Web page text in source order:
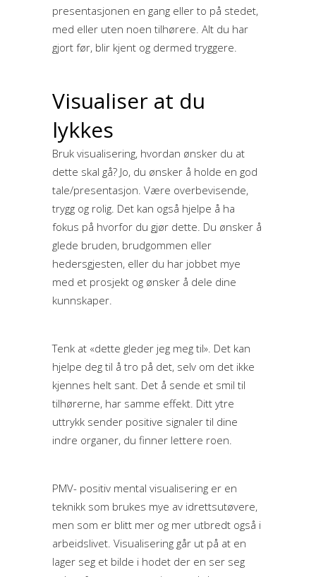
presentasjonen en gang eller to på stedet,
med eller uten noen tilhørere. Alt du har
gjort før, blir kjent og dermed tryggere.
Visualiser at du
lykkes
Bruk visualisering, hvordan ønsker du at
dette skal gå? Jo, du ønsker å holde en god
tale/presentasjon. Være overbevisende,
trygg og rolig. Det kan også hjelpe å ha
fokus på hvorfor du gjør dette. Du ønsker å
glede bruden, brudgommen eller
hedersgjesten, eller du har jobbet mye
med et prosjekt og ønsker å dele dine
kunnskaper.
Tenk at «dette gleder jeg meg til». Det kan
hjelpe deg til å tro på det, selv om det ikke
kjennes helt sant. Det å sende et smil til
tilhørerne, har samme effekt. Ditt ytre
uttrykk sender positive signaler til dine
indre organer, du finner lettere roen.
PMV- positiv mental visualisering er en
teknikk som brukes mye av idrettsutøvere,
men som er blitt mer og mer utbredt også i
arbeidslivet. Visualisering går ut på at en
lager seg et bilde i hodet der en ser seg